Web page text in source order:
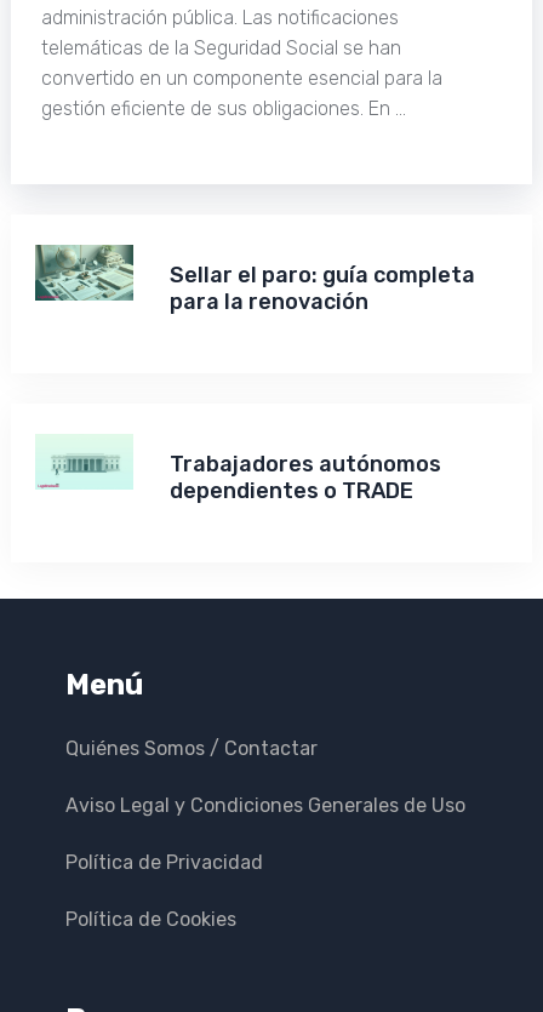
administración pública. Las notificaciones
telemáticas de la Seguridad Social se han
convertido en un componente esencial para la
gestión eficiente de sus obligaciones. En …
Sellar el paro: guía completa
para la renovación
Trabajadores autónomos
dependientes o TRADE
Menú
Quiénes Somos / Contactar
Aviso Legal y Condiciones Generales de Uso
Política de Privacidad
Política de Cookies